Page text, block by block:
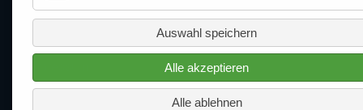
überspringen
Datenschutz
Nutzungsbedingungen
Kontakt
Auswahl speichern
Alle akzeptieren
Alle ablehnen